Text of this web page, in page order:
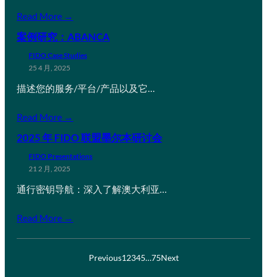
Read More →
案例研究：ABANCA
FIDO Case Studies
25 4 月, 2025
描述您的服务/平台/产品以及它…
Read More →
2025 年 FIDO 联盟墨尔本研讨会
FIDO Presentations
21 2 月, 2025
通行密钥导航：深入了解澳大利亚…
Read More →
Previous12345…75Next